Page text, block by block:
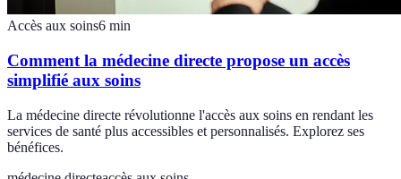
Accès aux soins6 min
Comment la médecine directe propose un accès
simplifié aux soins
La médecine directe révolutionne l'accès aux soins en rendant les
services de santé plus accessibles et personnalisés. Explorez ses
bénéfices.